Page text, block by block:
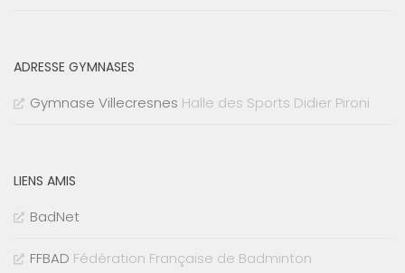
ADRESSE GYMNASES
Gymnase Villecresnes Halle des Sports Didier Pironi
LIENS AMIS
BadNet
FFBAD Fédération Française de Badminton